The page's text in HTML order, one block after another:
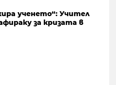
ученето“: Учител
за кризата в